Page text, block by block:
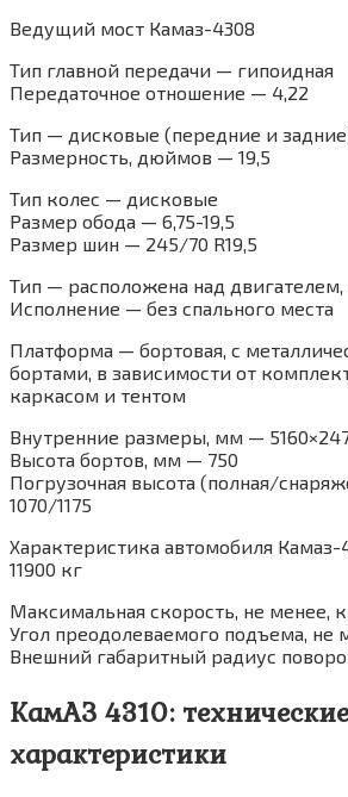
Ведущий мост Камаз-4308
Тип главной передачи — гипоидная
Передаточное отношение — 4,22
Тип — дисковые (передние и
Размерность, дюймов — 19,5
Тип колес — дисковые
Размер обода — 6,75-19,5
Размер шин — 245/70 R19,5
Тип — расположена над
Исполнение — без спального места
Платформа — бортовая, с
бортами, в зависимости от
каркасом и тентом
Внутренние размеры, мм —
Высота бортов, мм — 750
Погрузочная высота (полная/
1070/1175
Характеристика автомобиля Камаз-
11900 кг
Максимальная скорость, не менее,
Угол преодолеваемого подъема, не
Внешний габаритный радиус
КамАЗ 4310: технические
характеристики